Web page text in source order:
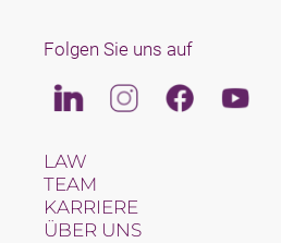
Folgen Sie uns auf
LinkedinInstagramFacebookYoutube
LAW
TEAM
KARRIERE
ÜBER UNS